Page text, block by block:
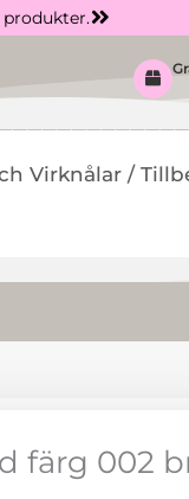
produkter.
Virknålar /
färg 002